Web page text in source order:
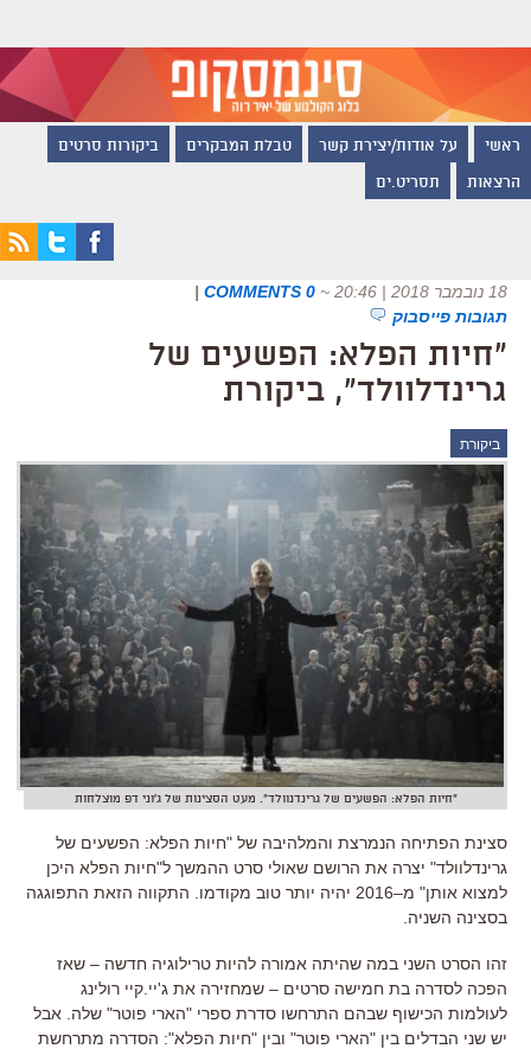
ראשי על אודות/יצירת קשר טבלת המבקרים ביקורות סרטים
הרצאות תסריט.ים
18 נובמבר 2018 | 20:46 ~
0 COMMENTS
|
תגובות פייסבוק
"חיות הפלא: הפשעים של
גרינדלוולד", ביקורת
ביקורת
"חיות הפלא: הפשעים של גרינדנוולד". מעט הסצינות של ג'וני דפ מוצלחות
סצינת הפתיחה הנמרצת והמלהיבה של "חיות הפלא: הפשעים של
גרינדלוולד" יצרה את הרושם שאולי סרט ההמשך ל"חיות הפלא היכן
למצוא אותן" מ–
2016 יהיה יותר טוב מקודמו
התקווה הזאת התפוגגה
בסצינה השניה
זהו הסרט השני במה שהיתה אמורה להיות טרילוגיה חדשה – שאז
הפכה לסדרה בת חמישה סרטים – שמחזירה את ג'יי קיי רולינג
לעולמות הכישוף שבהם התרחשו סדרת ספרי "הארי פוטר" שלה
אבל
יש שני הבדלים בין "הארי פוטר" ובין "חיות הפלא": הסדרה מתרחשת